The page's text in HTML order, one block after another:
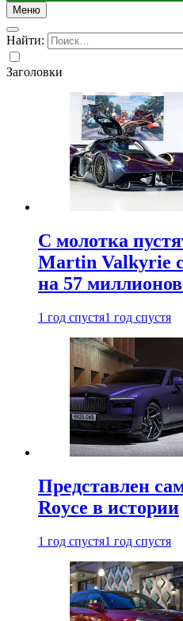
Меню
Найти:
Заголовки
С молотка
Martin Valkyrie
на 57
1 год спустя1 год спустя
Представлен
Royce в истории
1 год спустя1 год спустя